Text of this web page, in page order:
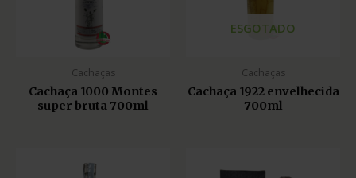
Cachaças
Cachaça 1000 Montes
super bruta 700ml
ESGOTADO
Cachaças
Cachaça 1922 envelhecida
700ml